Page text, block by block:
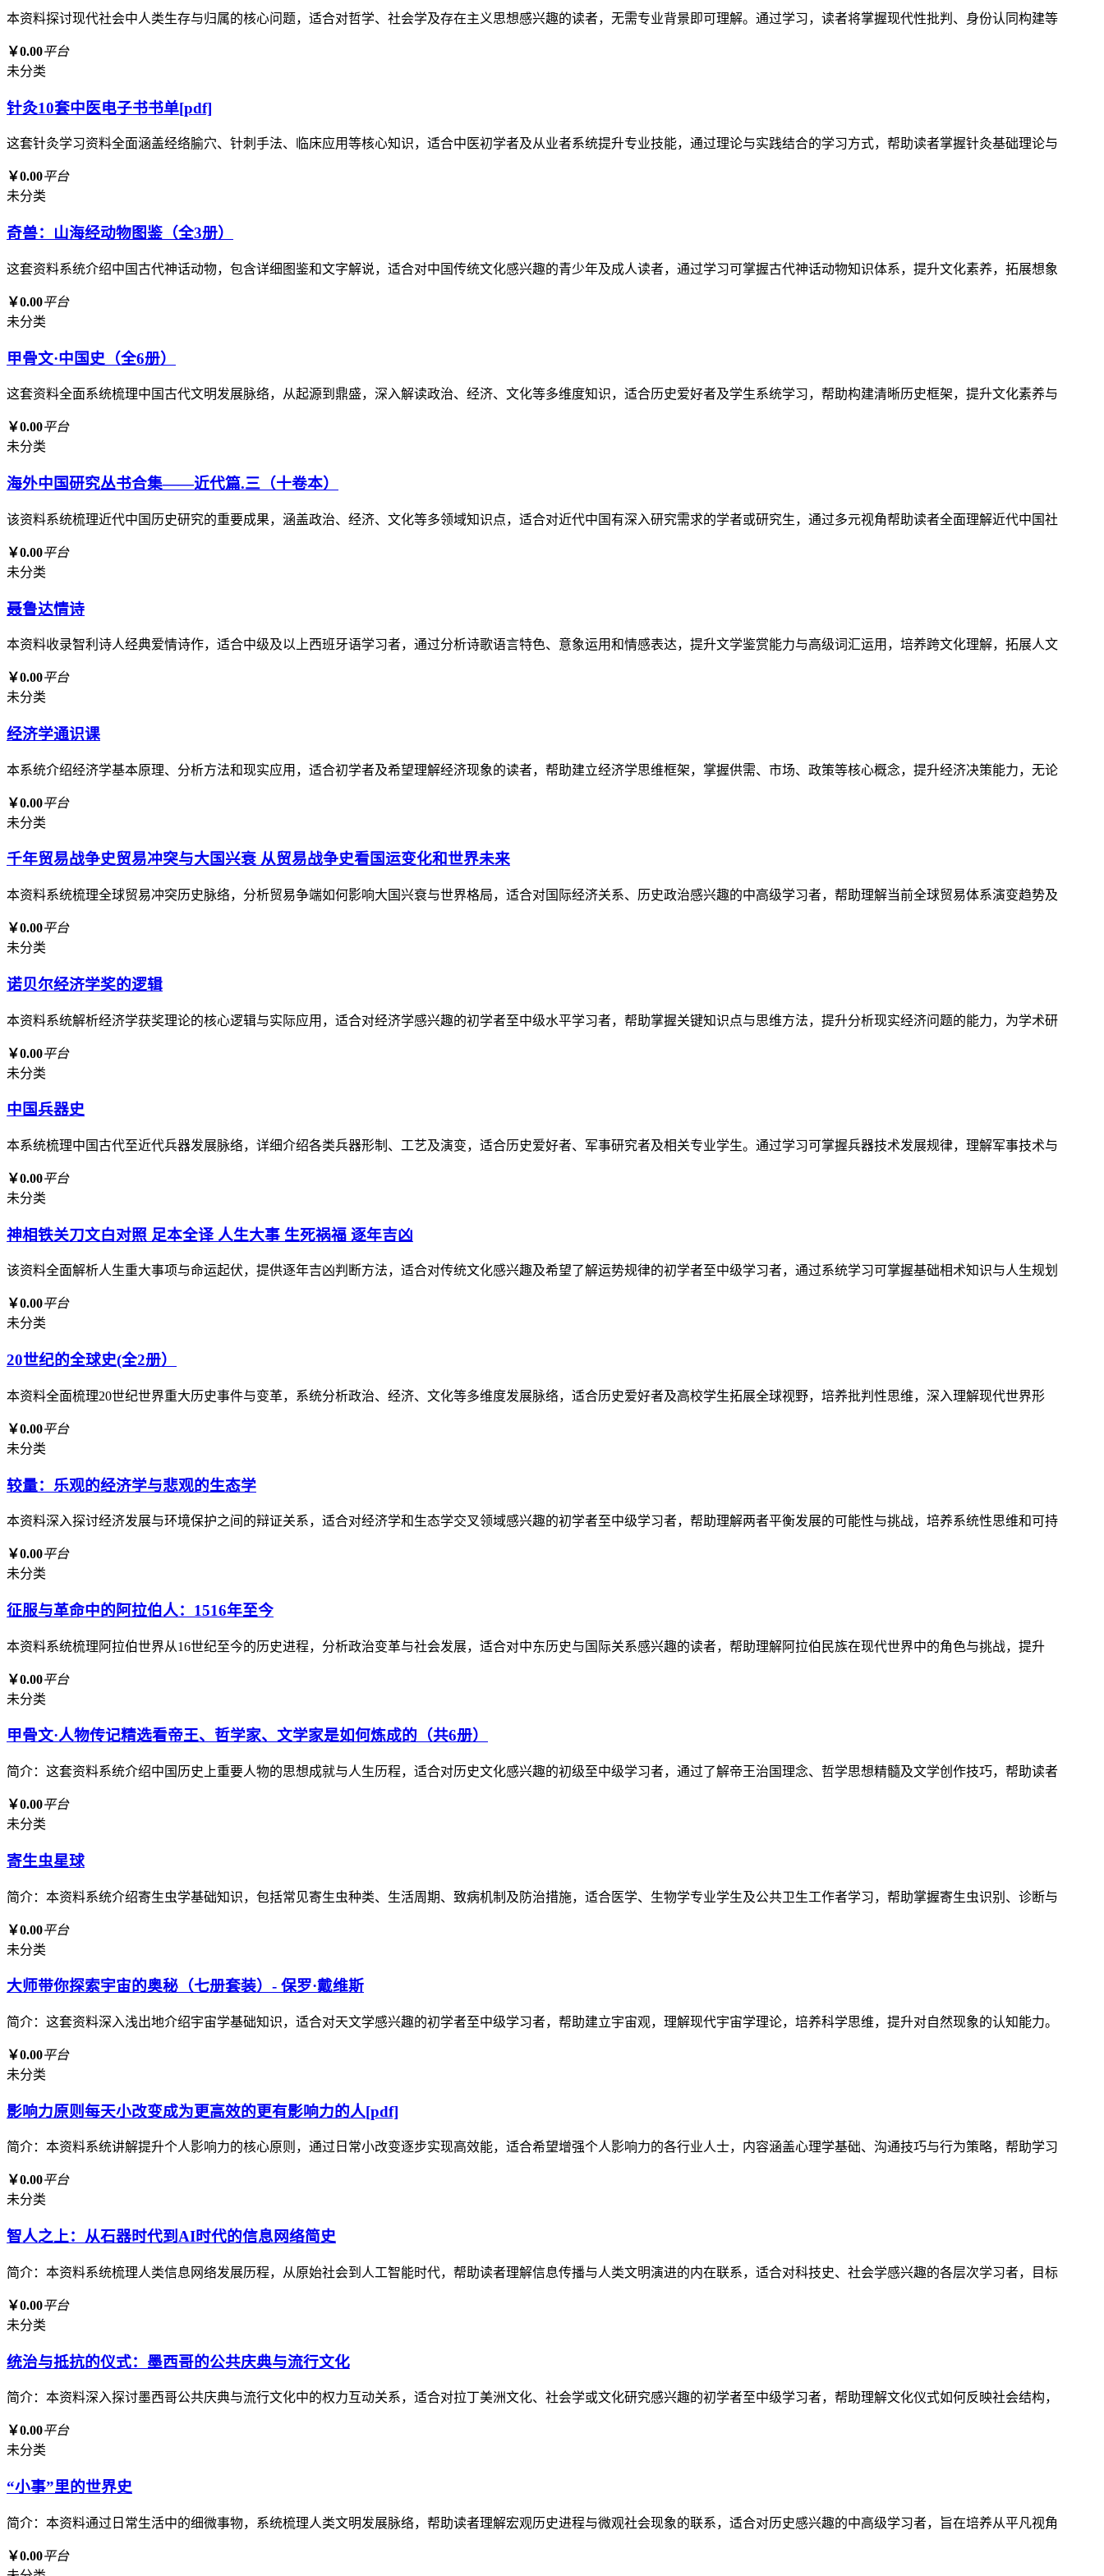
本资料探讨现代社会中人类生存与归属的核心问题，适合对哲学、社会学及存在主义思想感兴趣的读者，无需专业背景即可理解。通过学习，读者将掌握现代性批判、身份认同构建等
￥0.00平台
未分类
针灸10套中医电子书书单[pdf]
这套针灸学习资料全面涵盖经络腧穴、针刺手法、临床应用等核心知识，适合中医初学者及从业者系统提升专业技能，通过理论与实践结合的学习方式，帮助读者掌握针灸基础理论与
￥0.00平台
未分类
奇兽：山海经动物图鉴（全3册）
这套资料系统介绍中国古代神话动物，包含详细图鉴和文字解说，适合对中国传统文化感兴趣的青少年及成人读者，通过学习可掌握古代神话动物知识体系，提升文化素养，拓展想象
￥0.00平台
未分类
甲骨文·中国史（全6册）
这套资料全面系统梳理中国古代文明发展脉络，从起源到鼎盛，深入解读政治、经济、文化等多维度知识，适合历史爱好者及学生系统学习，帮助构建清晰历史框架，提升文化素养与
￥0.00平台
未分类
海外中国研究丛书合集——近代篇.三（十卷本）
该资料系统梳理近代中国历史研究的重要成果，涵盖政治、经济、文化等多领域知识点，适合对近代中国有深入研究需求的学者或研究生，通过多元视角帮助读者全面理解近代中国社
￥0.00平台
未分类
聂鲁达情诗
本资料收录智利诗人经典爱情诗作，适合中级及以上西班牙语学习者，通过分析诗歌语言特色、意象运用和情感表达，提升文学鉴赏能力与高级词汇运用，培养跨文化理解，拓展人文
￥0.00平台
未分类
经济学通识课
本系统介绍经济学基本原理、分析方法和现实应用，适合初学者及希望理解经济现象的读者，帮助建立经济学思维框架，掌握供需、市场、政策等核心概念，提升经济决策能力，无论
￥0.00平台
未分类
千年贸易战争史贸易冲突与大国兴衰 从贸易战争史看国运变化和世界未来
本资料系统梳理全球贸易冲突历史脉络，分析贸易争端如何影响大国兴衰与世界格局，适合对国际经济关系、历史政治感兴趣的中高级学习者，帮助理解当前全球贸易体系演变趋势及
￥0.00平台
未分类
诺贝尔经济学奖的逻辑
本资料系统解析经济学获奖理论的核心逻辑与实际应用，适合对经济学感兴趣的初学者至中级水平学习者，帮助掌握关键知识点与思维方法，提升分析现实经济问题的能力，为学术研
￥0.00平台
未分类
中国兵器史
本系统梳理中国古代至近代兵器发展脉络，详细介绍各类兵器形制、工艺及演变，适合历史爱好者、军事研究者及相关专业学生。通过学习可掌握兵器技术发展规律，理解军事技术与
￥0.00平台
未分类
神相铁关刀文白对照 足本全译 人生大事 生死祸福 逐年吉凶
该资料全面解析人生重大事项与命运起伏，提供逐年吉凶判断方法，适合对传统文化感兴趣及希望了解运势规律的初学者至中级学习者，通过系统学习可掌握基础相术知识与人生规划
￥0.00平台
未分类
20世纪的全球史(全2册）
本资料全面梳理20世纪世界重大历史事件与变革，系统分析政治、经济、文化等多维度发展脉络，适合历史爱好者及高校学生拓展全球视野，培养批判性思维，深入理解现代世界形
￥0.00平台
未分类
较量：乐观的经济学与悲观的生态学
本资料深入探讨经济发展与环境保护之间的辩证关系，适合对经济学和生态学交叉领域感兴趣的初学者至中级学习者，帮助理解两者平衡发展的可能性与挑战，培养系统性思维和可持
￥0.00平台
未分类
征服与革命中的阿拉伯人：1516年至今
本资料系统梳理阿拉伯世界从16世纪至今的历史进程，分析政治变革与社会发展，适合对中东历史与国际关系感兴趣的读者，帮助理解阿拉伯民族在现代世界中的角色与挑战，提升
￥0.00平台
未分类
甲骨文·人物传记精选看帝王、哲学家、文学家是如何炼成的（共6册）
简介：这套资料系统介绍中国历史上重要人物的思想成就与人生历程，适合对历史文化感兴趣的初级至中级学习者，通过了解帝王治国理念、哲学思想精髓及文学创作技巧，帮助读者
￥0.00平台
未分类
寄生虫星球
简介：本资料系统介绍寄生虫学基础知识，包括常见寄生虫种类、生活周期、致病机制及防治措施，适合医学、生物学专业学生及公共卫生工作者学习，帮助掌握寄生虫识别、诊断与
￥0.00平台
未分类
大师带你探索宇宙的奥秘（七册套装）- 保罗·戴维斯
简介：这套资料深入浅出地介绍宇宙学基础知识，适合对天文学感兴趣的初学者至中级学习者，帮助建立宇宙观，理解现代宇宙学理论，培养科学思维，提升对自然现象的认知能力。
￥0.00平台
未分类
影响力原则每天小改变成为更高效的更有影响力的人[pdf]
简介：本资料系统讲解提升个人影响力的核心原则，通过日常小改变逐步实现高效能，适合希望增强个人影响力的各行业人士，内容涵盖心理学基础、沟通技巧与行为策略，帮助学习
￥0.00平台
未分类
智人之上：从石器时代到AI时代的信息网络简史
简介：本资料系统梳理人类信息网络发展历程，从原始社会到人工智能时代，帮助读者理解信息传播与人类文明演进的内在联系，适合对科技史、社会学感兴趣的各层次学习者，目标
￥0.00平台
未分类
统治与抵抗的仪式：墨西哥的公共庆典与流行文化
简介：本资料深入探讨墨西哥公共庆典与流行文化中的权力互动关系，适合对拉丁美洲文化、社会学或文化研究感兴趣的初学者至中级学习者，帮助理解文化仪式如何反映社会结构，
￥0.00平台
未分类
“小事”里的世界史
简介：本资料通过日常生活中的细微事物，系统梳理人类文明发展脉络，帮助读者理解宏观历史进程与微观社会现象的联系，适合对历史感兴趣的中高级学习者，旨在培养从平凡视角
￥0.00平台